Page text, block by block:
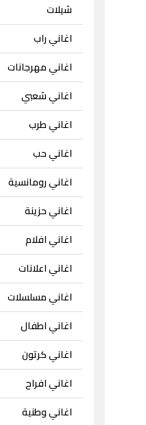
شيلات
اغاني راب
اغاني مهرجانات
اغاني شعبي
اغاني طرب
اغاني حب
اغاني رومانسية
اغاني حزينة
اغاني افلام
اغاني اعلانات
اغاني مسلسلات
اغاني اطفال
اغاني كرتون
اغاني افراح
اغاني وطنية